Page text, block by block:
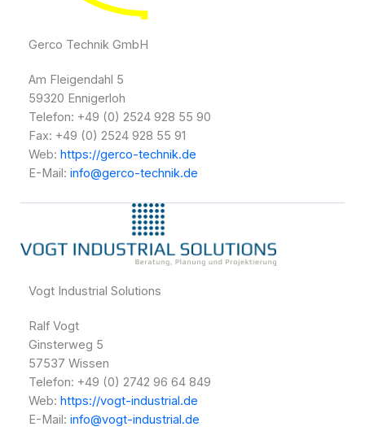
Gerco Technik GmbH
Am Fleigendahl 5
59320 Ennigerloh
Telefon: +49 (0) 2524 928 55 90
Fax: +49 (0) 2524 928 55 91
Web: https://gerco-technik.de
E-Mail: info@gerco-technik.de
Vogt Industrial Solutions
Ralf Vogt
Ginsterweg 5
57537 Wissen
Telefon: +49 (0) 2742 96 64 849
Web: https://vogt-industrial.de
E-Mail: info@vogt-industrial.de